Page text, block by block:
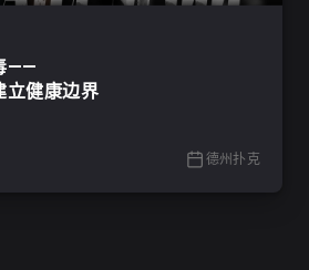
——
立健康边界
德州扑克